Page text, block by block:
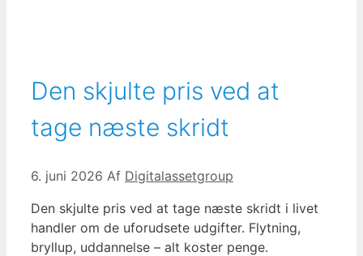
Den skjulte pris ved at
tage næste skridt
6. juni 2026 Af Digitalassetgroup
Den skjulte pris ved at tage næste skridt i livet
handler om de uforudsete udgifter. Flytning,
bryllup, uddannelse – alt koster penge.